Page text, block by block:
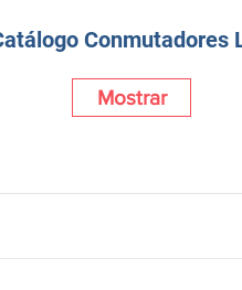
Conmutadores
Mostrar